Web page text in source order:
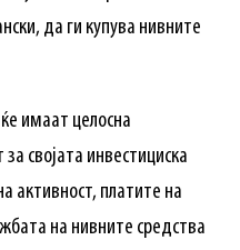
да ги купува нивните
имаат целосна
својата инвестициска
активност, платите на
на нивните средства